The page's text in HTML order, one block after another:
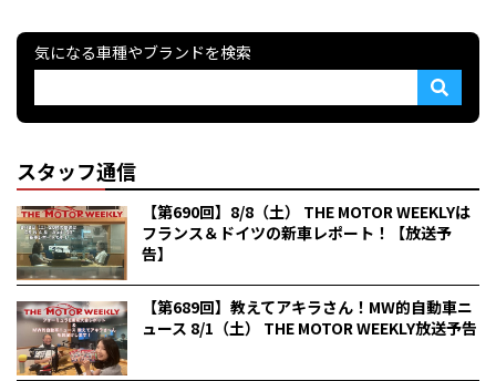
気になる車種やブランドを検索
スタッフ通信
【第690回】8/8（土） THE MOTOR WEEKLYは
フランス＆ドイツの新車レポート！【放送予
告】
【第689回】教えてアキラさん！MW的自動車ニ
ュース 8/1（土） THE MOTOR WEEKLY放送予告